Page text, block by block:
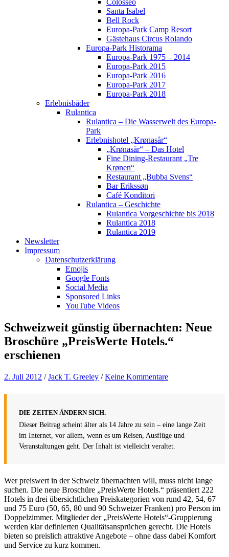
Colosseo
Santa Isabel
Bell Rock
Europa-Park Camp Resort
Gästehaus Circus Rolando
Europa-Park Historama
Europa-Park 1975 – 2014
Europa-Park 2015
Europa-Park 2016
Europa-Park 2017
Europa-Park 2018
Erlebnisbäder
Rulantica
Rulantica – Die Wasserwelt des Europa-
Park
Erlebnishotel „Krønasår“
„Krønasår“ – Das Hotel
Fine Dining-Restaurant „Tre
Krønen“
Restaurant „Bubba Svens“
Bar Erikssøn
Café Konditori
Rulantica – Geschichte
Rulantica Vorgeschichte bis 2018
Rulantica 2018
Rulantica 2019
Newsletter
Impressum
Datenschutzerklärung
Emojis
Google Fonts
Social Media
Sponsored Links
YouTube Videos
Schweizweit günstig übernachten: Neue
Broschüre „PreisWerte Hotels.“
erschienen
2. Juli 2012 /Jack T. Greeley /Keine Kommentare
DIE ZEITEN ÄNDERN SICH.
Dieser Beitrag scheint älter als 14 Jahre zu sein – eine lange Zeit
im Internet, vor allem, wenn es um Reisen, Ausflüge und
Veranstaltungen geht. Der Inhalt ist vielleicht veraltet.
Wer preiswert in der Schweiz übernachten will, muss nicht lange
suchen. Die neue Broschüre „PreisWerte Hotels.“ präsentiert 222
Hotels in drei übersichtlichen Preiskategorien von rund 42, 54, 67
und 75 Euro (50, 65, 80 und 90 Schweizer Franken) pro Person im
Doppelzimmer. Mitglieder der „PreisWerte Hotels“-Gruppierung
werden klar definierten Qualitätsansprüchen gerecht. Die Hotels
bieten so preislich attraktive Angebote – ohne dass dabei Komfort
und Service zu kurz kommen.